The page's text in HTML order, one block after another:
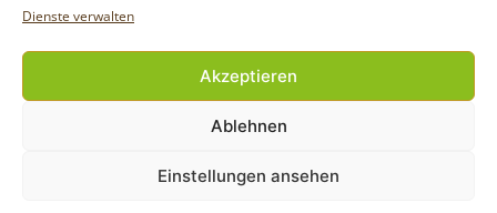
Dienste verwalten
Akzeptieren
Ablehnen
Einstellungen ansehen
Copyright Gemmo Community |